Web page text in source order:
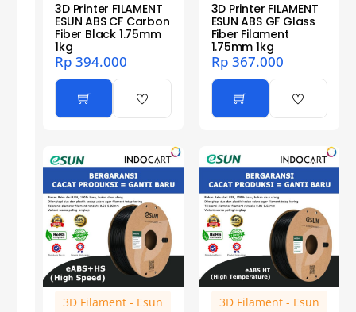
3D Printer FILAMENT
ESUN ABS CF Carbon
Fiber Black 1.75mm
1kg
Rp 394.000
3D Printer FILAMENT
ESUN ABS GF Glass
Fiber Filament
1.75mm 1kg
Rp 367.000
3D Filament - Esun 3D Filament - Esun